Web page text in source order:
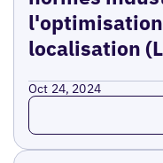
l'optimisation
localisation
Oct 24, 2024
Read more